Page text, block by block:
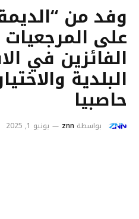
وفد من
على المرجعيات
الفائزين في
البلدية
حاصبيا
بواسطة znn يونيو 1, 2025